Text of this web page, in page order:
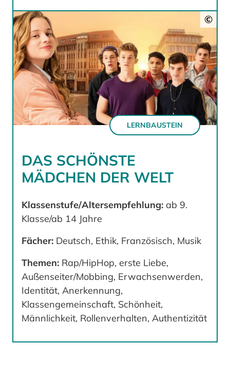
©
LERNBAUSTEIN
DAS SCHÖNSTE
MÄDCHEN DER WELT
Klassenstufe/Altersempfehlung: ab 9.
Klasse/ab 14 Jahre
Fächer: Deutsch, Ethik, Französisch, Musik
Themen: Rap/HipHop, erste Liebe,
Außenseiter/Mobbing, Erwachsenwerden,
Identität, Anerkennung,
Klassengemeinschaft, Schönheit,
Männlichkeit, Rollenverhalten, Authentizität